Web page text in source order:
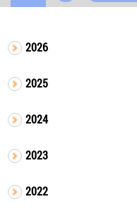
2026
2025
2024
2023
2022